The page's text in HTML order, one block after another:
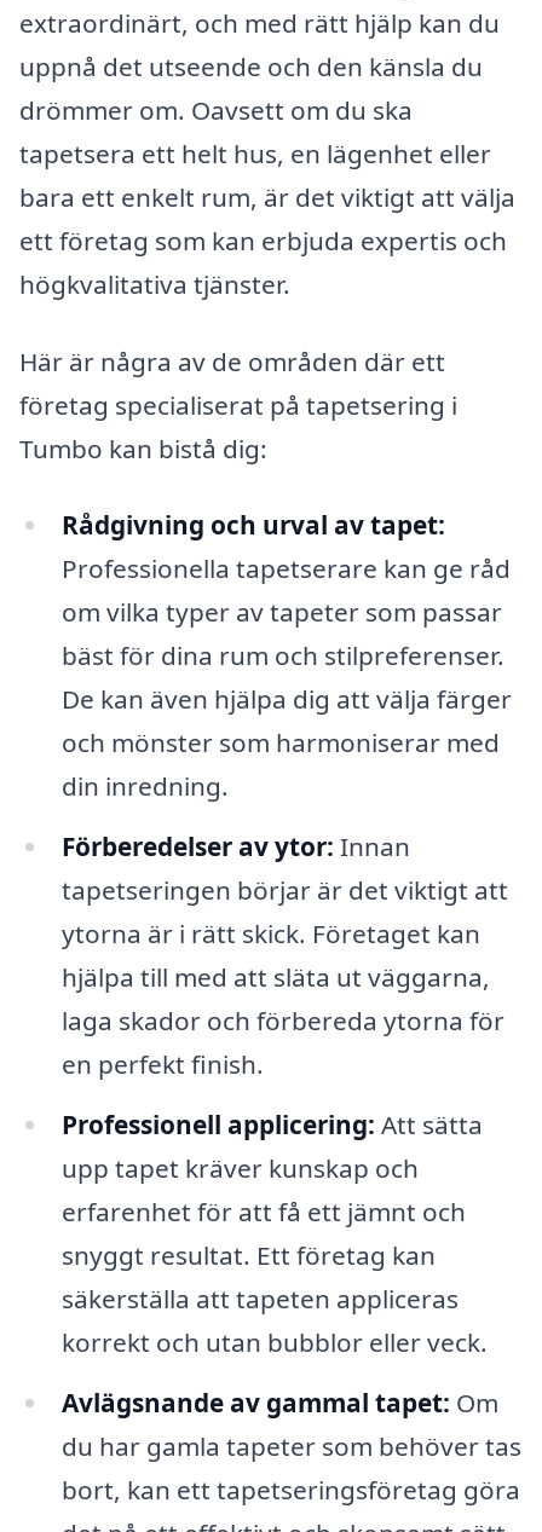
extraordinärt, och med rätt hjälp kan du
uppnå det utseende och den känsla du
drömmer om. Oavsett om du ska
tapetsera ett helt hus, en lägenhet eller
bara ett enkelt rum, är det viktigt att välja
ett företag som kan erbjuda expertis och
högkvalitativa tjänster.
Här är några av de områden där ett
företag specialiserat på tapetsering i
Tumbo kan bistå dig:
Rådgivning och urval av tapet:
Professionella tapetserare kan ge råd
om vilka typer av tapeter som passar
bäst för dina rum och stilpreferenser.
De kan även hjälpa dig att välja färger
och mönster som harmoniserar med
din inredning.
Förberedelser av ytor: Innan
tapetseringen börjar är det viktigt att
ytorna är i rätt skick. Företaget kan
hjälpa till med att släta ut väggarna,
laga skador och förbereda ytorna för
en perfekt finish.
Professionell applicering: Att sätta
upp tapet kräver kunskap och
erfarenhet för att få ett jämnt och
snyggt resultat. Ett företag kan
säkerställa att tapeten appliceras
korrekt och utan bubblor eller veck.
Avlägsnande av gammal tapet: Om
du har gamla tapeter som behöver tas
bort, kan ett tapetseringsföretag göra